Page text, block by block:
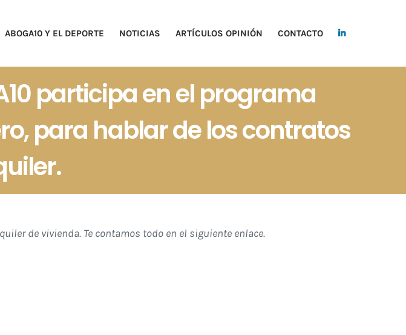
ABOGA10 Y EL DEPORTE NOTICIAS ARTÍCULOS OPINIÓN CONTACTO
participa en el programa
para hablar de los contratos
de vivienda. Te contamos todo en el siguiente enlace.